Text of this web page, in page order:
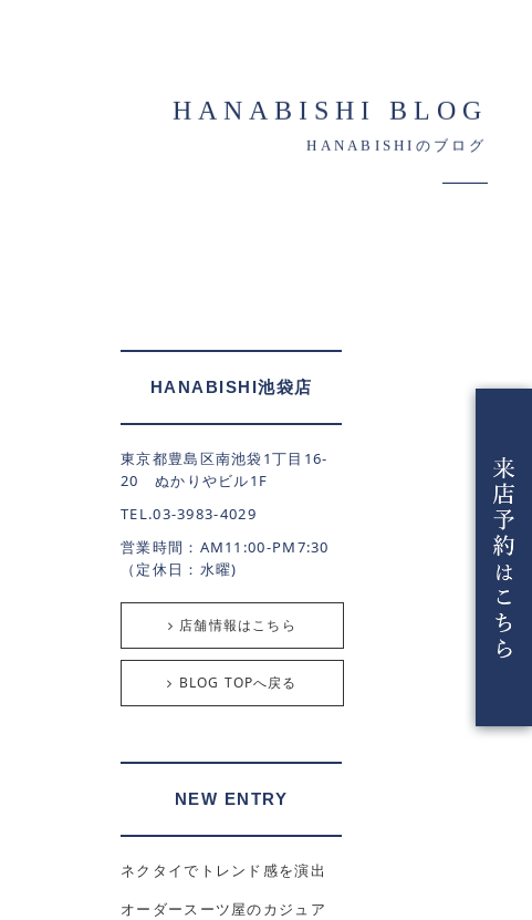
HANABISHI BLOG
HANABISHIのブログ
HANABISHI池袋店
東京都豊島区南池袋1丁目16-
20 ぬかりやビル1F
TEL.03-3983-4029
営業時間：AM11:00-PM7:30
（定休日：水曜)
店舗情報はこちら
BLOG TOPへ戻る
NEW ENTRY
ネクタイでトレンド感を演出
オーダースーツ屋のカジュア